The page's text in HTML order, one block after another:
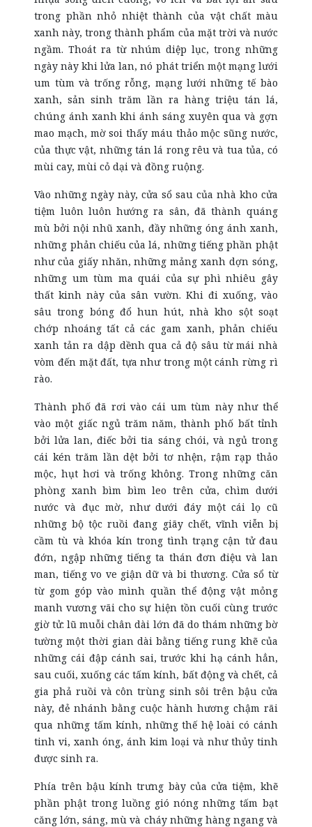
trong phần nhỏ nhiệt thành của vật chất màu
xanh này, trong thành phẩm của mặt trời và nước
ngầm. Thoát ra từ nhúm diệp lục, trong những
ngày này khi lửa lan, nó phát triển một mạng lưới
um tùm và trống rỗng, mạng lưới những tế bào
xanh, sản sinh trăm lần ra hàng triệu tán lá,
chúng ánh xanh khi ánh sáng xuyên qua và gợn
mao mạch, mờ soi thấy máu thảo mộc sũng nước,
của thực vật, những tán lá rong rêu và tua tủa, có
mùi cay, mùi cỏ dại và đồng ruộng.
Vào những ngày này, cửa sổ sau của nhà kho cửa
tiệm luôn luôn hướng ra sân, đã thành quáng
mù bởi nội nhũ xanh, đầy những óng ánh xanh,
những phản chiếu của lá, những tiếng phần phật
như của giấy nhăn, những mảng xanh dợn sóng,
những um tùm ma quái của sự phì nhiêu gây
thất kinh này của sân vườn. Khi đi xuống, vào
sâu trong bóng đổ hun hút, nhà kho sột soạt
chớp nhoáng tất cả các gam xanh, phản chiếu
xanh tản ra dập dềnh qua cả độ sâu từ mái nhà
vòm đến mặt đất, tựa như trong một cánh rừng rì
rào.
Thành phố đã rơi vào cái um tùm này như thể
vào một giấc ngủ trăm năm, thành phố bất tỉnh
bởi lửa lan, điếc bởi tia sáng chói, và ngủ trong
cái kén trăm lần dệt bởi tơ nhện, rậm rạp thảo
mộc, hụt hơi và trống không. Trong những căn
phòng xanh bìm bìm leo trên cửa, chìm dưới
nước và đục mờ, như dưới đáy một cái lọ cũ
những bộ tộc ruồi đang giãy chết, vĩnh viễn bị
cầm tù và khóa kín trong tình trạng cận tử đau
đớn, ngập những tiếng ta thán đơn điệu và lan
man, tiếng vo ve giận dữ và bi thương. Cửa sổ từ
từ gom góp vào mình quần thể động vật mỏng
manh vương vãi cho sự hiện tồn cuối cùng trước
giờ tử: lũ muỗi chân dài lớn đã do thám những bờ
tường một thời gian dài bằng tiếng rung khẽ của
những cái đập cánh sai, trước khi hạ cánh hẳn,
sau cuối, xuống các tấm kính, bất động và chết, cả
gia phả ruồi và côn trùng sinh sôi trên bậu cửa
này, đẻ nhánh bằng cuộc hành hương chậm rãi
qua những tấm kính, những thế hệ loài có cánh
tinh vi, xanh óng, ánh kim loại và như thủy tinh
được sinh ra.
Phía trên bậu kính trưng bày của cửa tiệm, khẽ
phần phật trong luồng gió nóng những tấm bạt
căng lớn, sáng, mù và cháy những hàng ngang và